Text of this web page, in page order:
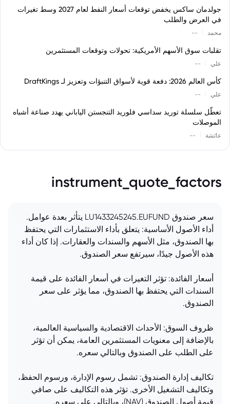
جولدمان ساكس يخفض توقعات أسعار النفط لعام 2027 وسط تغيرات
في العرض والطلب
محمد --
تقلبات سوق الأسهم الأمريكية: تحولات وتوقعات المستثمرين
علي --
كأس العالم 2026: دفعة قوية لأسواق التنبؤات وتعزيز لـ DraftKings
علي --
تعطّل سلسلة توريد سداسي فلوريد التنجستن الياباني يهدد صناعة أشباه
الموصلات
عائشة --
instrument_quote_factors
سعر صندوق LU1433245245.EUFUND يتأثر بعدة عوامل.
أداء الأصول الأساسية: يتعلق بأداء الاستثمارات التي يحتفظ
بها الصندوق، مثل الأسهم والسندات والعقارات. إذا كان أداء
هذه الأصول جيدًا، سيرتفع سعر الصندوق.
أسعار الفائدة: تؤثر التغيرات في أسعار الفائدة على قيمة
السندات التي يحتفظ بها الصندوق، مما يؤثر على سعر
الصندوق.
ظروف السوق: الأحداث الاقتصادية والسياسية العالمية،
بالإضافة إلى معنويات المستثمرين العامة، يمكن أن تؤثر
على الطلب على الصندوق وبالتالي سعره.
تكاليف إدارة الصندوق: تشمل رسوم الإدارة، ورسوم الحفظ،
وتكاليف التشغيل الأخرى. تؤثر هذه التكاليف على صافي
قيمة أصول الصندوق (NAV)، وبالتالي على سعره.